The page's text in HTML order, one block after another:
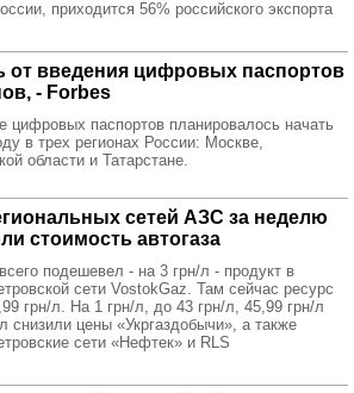
приходится 56% российского экспорта
от введения цифровых паспортов
- Forbes
цифровых паспортов планировалось начать
в трех регионах России: Москве,
области и Татарстане.
сетей АЗС за неделю
стоимость автогаза
подешевел - на 3 грн/л - продукт в
сети VostokGaz. Там сейчас ресурс
грн/л. На 1 грн/л, до 43 грн/л, 45,99 грн/л
снизили цены «Укргаздобычи», а также
сети «Нефтек» и RLS